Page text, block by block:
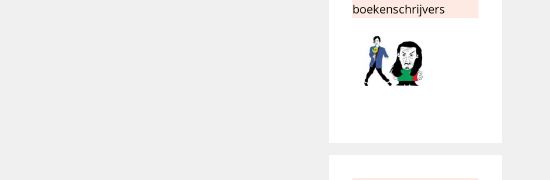
boekenschrijvers